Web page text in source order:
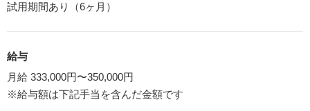
試用期間あり（6ヶ月）
給与
月給 333,000円〜350,000円
※給与額は下記手当を含んだ金額です